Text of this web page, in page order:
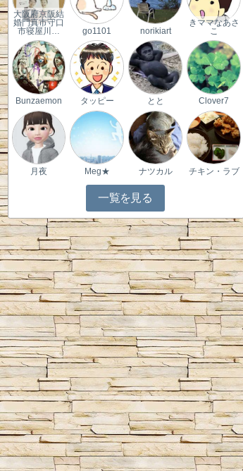
大阪府京阪結
婚門真市守口
市寝屋川…
go1101 norikiart
きママなあさ
こ
Bunzaemon タッピー とと Clover7
月夜 Meg★ ナツカル チキン・ラブ
一覧を見る